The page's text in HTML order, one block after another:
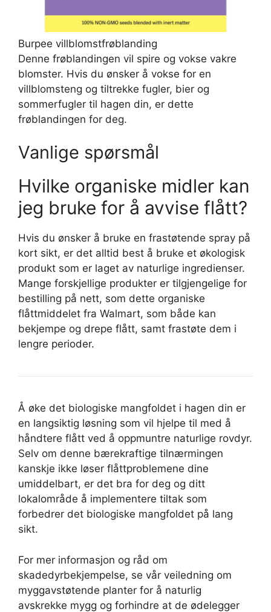
Burpee villblomstfrøblanding
Denne frøblandingen vil spire og vokse vakre
blomster. Hvis du ønsker å vokse for en
villblomsteng og tiltrekke fugler, bier og
sommerfugler til hagen din, er dette
frøblandingen for deg.
Vanlige spørsmål
Hvilke organiske midler kan
jeg bruke for å avvise flått?
Hvis du ønsker å bruke en frastøtende spray på
kort sikt, er det alltid best å bruke et økologisk
produkt som er laget av naturlige ingredienser.
Mange forskjellige produkter er tilgjengelige for
bestilling på nett, som dette organiske
flåttmiddelet fra Walmart, som både kan
bekjempe og drepe flått, samt frastøte dem i
lengre perioder.
Å øke det biologiske mangfoldet i hagen din er
en langsiktig løsning som vil hjelpe til med å
håndtere flått ved å oppmuntre naturlige rovdyr.
Selv om denne bærekraftige tilnærmingen
kanskje ikke løser flåttproblemene dine
umiddelbart, er det bra for deg og ditt
lokalområde å implementere tiltak som
forbedrer det biologiske mangfoldet på lang
sikt.
For mer informasjon og råd om
skadedyrbekjempelse, se vår veiledning om
myggavstøtende planter for å naturlig
avskrekke mygg og forhindre at de ødelegger